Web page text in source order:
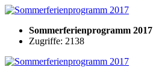
Sommerferienprogramm 2017
Zugriffe: 2138